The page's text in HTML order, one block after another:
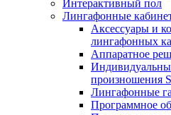
Интерактивный пол
Лингафонные
Аксессуары и
лингафонных
Аппаратное
произношения
Лингафонные
Программное